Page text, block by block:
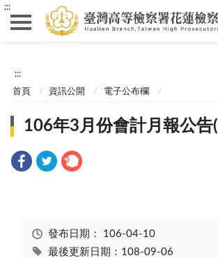
:::
:::
首頁 資訊公開 電子公布欄
106年3月份會計月報公告
發布日期： 106-04-10
最後更新日期：108-09-06